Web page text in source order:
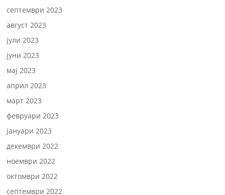
септември 2023
август 2023
јули 2023
јуни 2023
мај 2023
април 2023
март 2023
февруари 2023
јануари 2023
декември 2022
ноември 2022
октомври 2022
септември 2022